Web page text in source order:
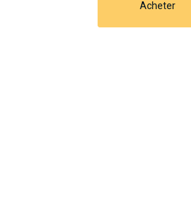
Acheter